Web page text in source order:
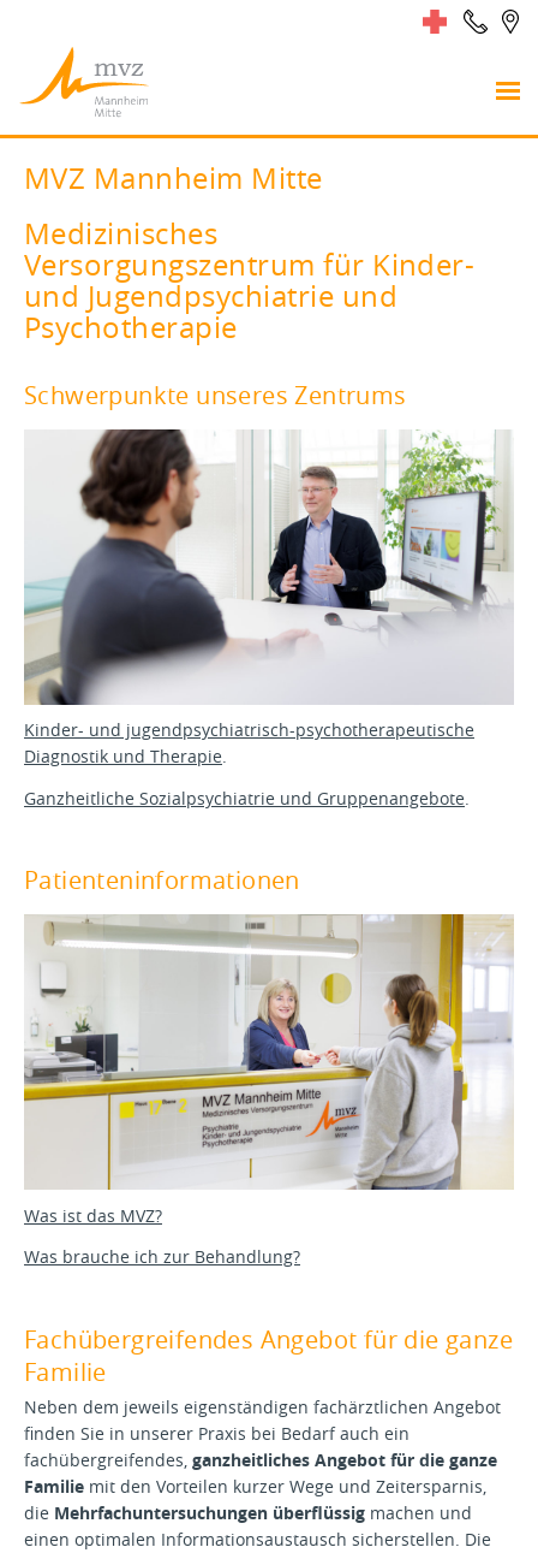
MVZ Mannheim Mitte
Medizinisches
Versorgungszentrum für Kinder-
und Jugendpsychiatrie und
Psychotherapie
Schwerpunkte unseres Zentrums
Kinder- und jugendpsychiatrisch-psychotherapeutische
Diagnostik und Therapie.
Ganzheitliche Sozialpsychiatrie und Gruppenangebote
Patienteninformationen
Was ist das MVZ?
Was brauche ich zur Behandlung?
Fachübergreifendes Angebot für die ganze
Familie
Neben dem jeweils eigenständigen fachärztlichen Angebot
finden Sie in unserer Praxis bei Bedarf auch ein
fachübergreifendes, ganzheitliches Angebot für die ganze
Familie mit den Vorteilen kurzer Wege und Zeitersparnis,
die Mehrfachuntersuchungen überflüssig machen und
einen optimalen Informationsaustausch sicherstellen. Die